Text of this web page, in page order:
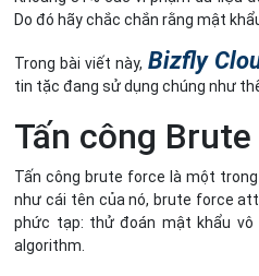
Do đó hãy chắc chắn rằng mật
Trong bài viết này, Bizfly
tin tặc đang sử dụng chúng như
Tấn công
Tấn công brute force là một
như cái tên của nó, brute force
phức tạp: thử đoán mật khẩu
algorithm.